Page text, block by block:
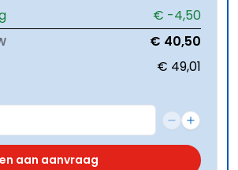
€ -4,50
€ 40,50
€ 49,01
aan aanvraag